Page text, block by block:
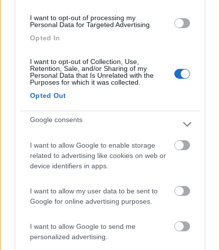
I want to opt-out of processing my
Personal Data for Targeted Advertising.
Opted In
I want to opt-out of Collection, Use,
Retention, Sale, and/or Sharing of my
Personal Data that Is Unrelated with the
Purposes for which it was collected.
Opted Out
Google consents
I want to allow Google to enable storage
related to advertising like cookies on web or
device identifiers in apps.
I want to allow my user data to be sent to
Google for online advertising purposes.
I want to allow Google to send me
personalized advertising.
cananni
1720
Inserito il04/02/2017
fari rotondi al 35/13 2800, attualmente sul 35/18 ho sempre
usato il mobil super 3000 xe 5/30 e ha attualmente 630.000
Adelmo
5864
In risposta al messaggio dimaverixk70 del 03/02/2017 23:36:16
Buona sera scusate se chiedo ma leggo che quasi tutti sul daily mettono
motore da consigliarmi? ne sto leggendo di caratteristiche e uno ha
bardhall xtc c60 5w40 100 % sintetico circa 12 euro x lt. iveco